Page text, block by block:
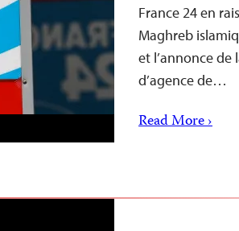
France 24 en
Maghreb
et l’annonce de
d’agence de…
Read More ›